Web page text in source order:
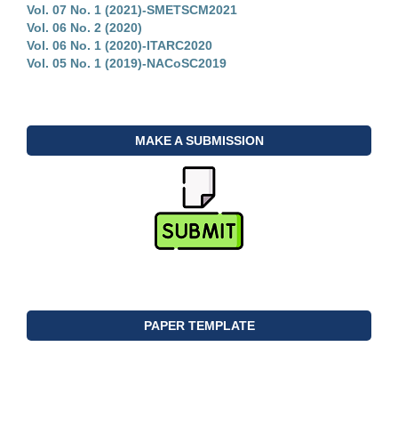
Vol. 07 No. 1 (2021)-SMETSCM2021
Vol. 06 No. 2 (2020)
Vol. 06 No. 1 (2020)-ITARC2020
Vol. 05 No. 1 (2019)-NACoSC2019
MAKE A SUBMISSION
PAPER TEMPLATE